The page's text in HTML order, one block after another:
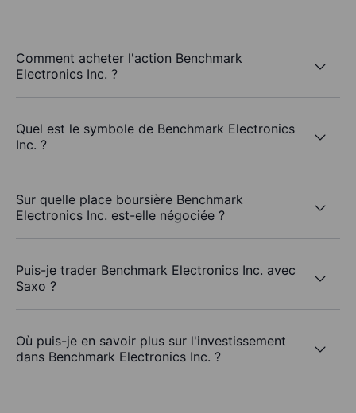
Comment acheter l'action Benchmark
Electronics Inc. ?
Quel est le symbole de Benchmark Electronics
Inc. ?
Sur quelle place boursière Benchmark
Electronics Inc. est-elle négociée ?
Puis-je trader Benchmark Electronics Inc. avec
Saxo ?
Où puis-je en savoir plus sur l'investissement
dans Benchmark Electronics Inc. ?